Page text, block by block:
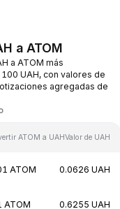
a ATOM
a ATOM más
UAH, con valores de
agregadas de
ATOM a UAHValor de UAH
ATOM 0.0626 UAH
ATOM 0.6255 UAH